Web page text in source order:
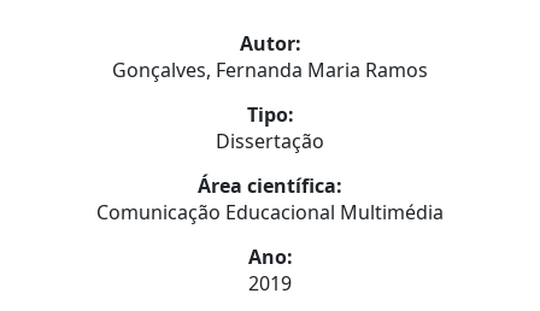
Autor:
Gonçalves, Fernanda Maria Ramos
Tipo:
Dissertação
Área científica:
Comunicação Educacional Multimédia
Ano:
2019